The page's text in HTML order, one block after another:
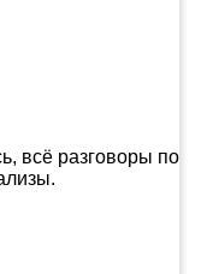
всё разговоры по